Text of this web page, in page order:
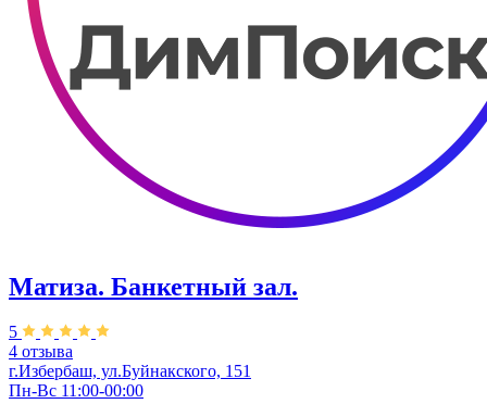
Матиза. Банкетный зал.
5
4 отзыва
г.Избербаш, ул.​Буйнакского, 151
Пн-Вс 11:00-00:00